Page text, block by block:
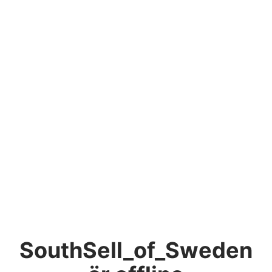
SouthSell_of_Sweden